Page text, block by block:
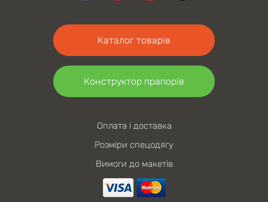
Каталог товарів
Конструктор прапорів
Оплата і доставка
Розміри спецодягу
Вимоги до макетів